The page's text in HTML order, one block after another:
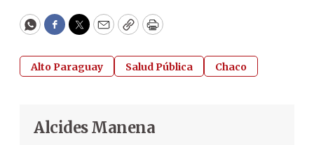
WhatsApp
Facebook
Twitter
EmailCopyPrint
Alto Paraguay Salud Pública Chaco
Alcides Manena